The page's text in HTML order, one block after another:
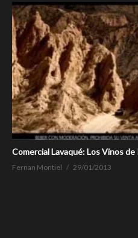
Comercial Lavaqué: Los Vinos
Fernan Montiel 29/01/2013